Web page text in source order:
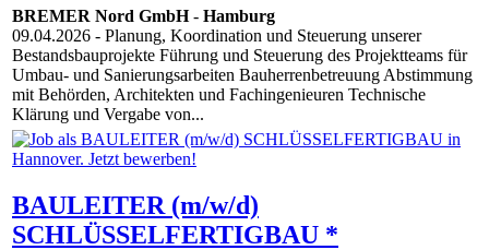
BREMER Nord GmbH- Hamburg
09.04.2026 - Planung, Koordination und Steuerung unserer
Bestandsbauprojekte Führung und Steuerung des Projektteams für
Umbau- und Sanierungsarbeiten Bauherrenbetreuung Abstimmung
mit Behörden, Architekten und Fachingenieuren Technische
Klärung und Vergabe von...
BAULEITER (m/w/d)
SCHLÜSSELFERTIGBAU *